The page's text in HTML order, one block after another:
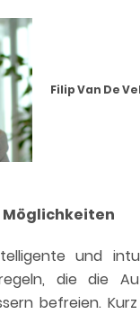
Filip Van De
Möglichkeiten
und
die die
befreien.